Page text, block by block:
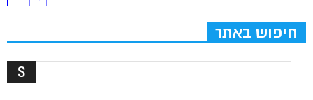
חיפוש באתר